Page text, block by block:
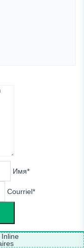
Имя*
Courriel*